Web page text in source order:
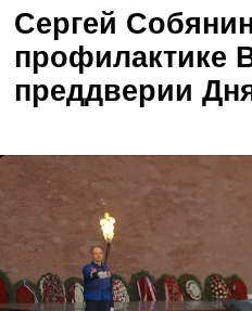
Сергей
профилактике
преддверии